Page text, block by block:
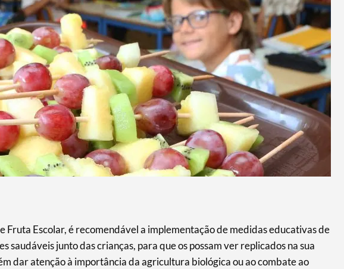
Fruta Escolar, é recomendável a implementação de medidas educativas de
saudáveis junto das crianças, para que os possam ver replicados na sua
dar atenção à importância da agricultura biológica ou ao combate ao